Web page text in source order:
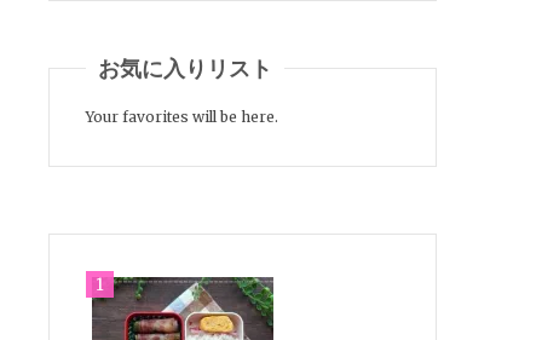
お気に入りリスト
Your favorites will be here.